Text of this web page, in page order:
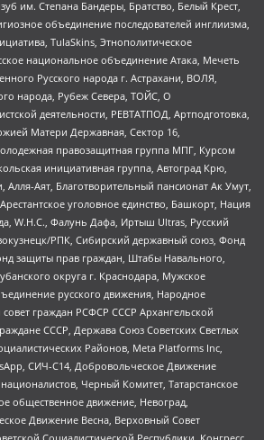
им. Степана Бандеры, Братство, Белый Крест,
объединение последователей инглиизма,
TulaSkins, Этнополитическое
национальное объединение Атака, Мечеть
Русского народа г. Астрахани, ВОЛЯ,
народа, Рубеж Севера, ТОЙС, О
деятельности, РЕВТАТПОД, Артподготовка,
Матери Державная, Сектор 16,
правозащитная группа МПГ, Курсом
инициативная группа, Автоград Крю,
Алля-Аят, Благотворительный пансионат Ак Умут,
уголовное единство, Башкорт, Нация
W.H.С., Фалунь Дафа, Иртыш Ultras, Русский
РПК, Сибирский державный союз, Фонд
защиты прав граждан, Штабы Навального,
округа г. Краснодара, Мужское
русского движения, Народное
граждан РСФСР СССР Архангельской
СССР, Держава Союз Советских Светлых
Районов, Meta Platforms Inc,
СИЧ-С14, Добровольческое Движение
Черный Комитет, Татарстанское
общественное движение, Невоград,
Движение Весна, Верховный Совет